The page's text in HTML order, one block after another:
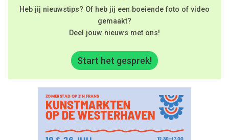
Heb jij nieuwstips? Of heb jij een boeiende foto of video
gemaakt?
Deel jouw nieuws met ons!
Start het gesprek!